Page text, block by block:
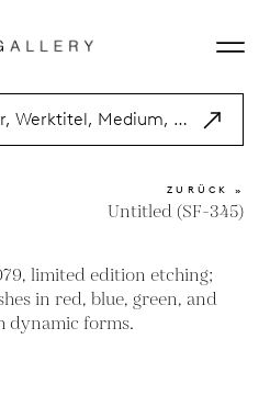
ZURÜCK »
Untitled (SF-345)